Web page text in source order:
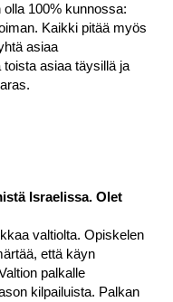
100% kunnossa:
Kaikki pitää myös
asiaa
asiaa täysillä ja
Israelissa. Olet
valtiolta. Opiskelen
että käyn
palkalle
kilpailuista. Palkan